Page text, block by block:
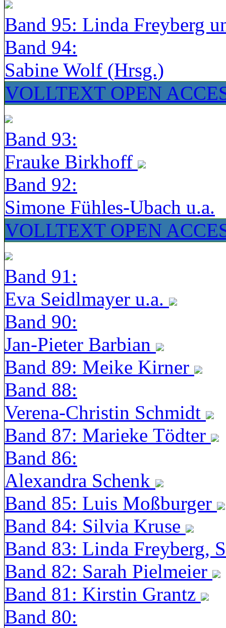
Band 95: Linda Freyberg
Band 94:
Sabine Wolf (Hrsg.)
VOLLTEXT OPEN
Band 93:
Frauke Birkhoff
Band 92:
Simone Fühles-Ubach u.a.
VOLLTEXT OPEN
Band 91:
Eva Seidlmayer u.a.
Band 90:
Jan-Pieter Barbian
Band 89: Meike Kirner
Band 88:
Verena-Christin Schmidt
Band 87: Marieke Tödter
Band 86:
Alexandra Schenk
Band 85: Luis Moßburger
Band 84: Silvia Kruse
Band 83: Linda Freyberg,
Band 82: Sarah Pielmeier
Band 81: Kirstin Grantz
Band 80: